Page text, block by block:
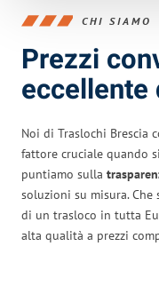
CHI SIAMO
Prezzi
eccellente
Noi di Traslochi Brescia
fattore cruciale quando
puntiamo sulla
soluzioni su misura.
di un trasloco in tutta
alta qualità a prezzi